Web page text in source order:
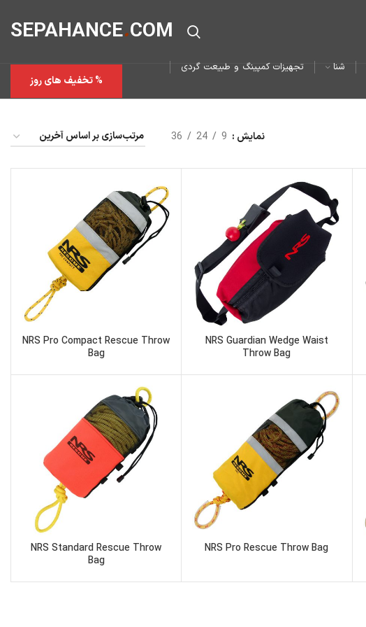
SEPAHANCE.COM
شنا
تجهیزات کمپینگ و طبیعت گردی
% تخفیف های روز
نمایش 9
24
36
NRS Guardian Wedge Waist
Throw Bag
NRS Pro Compact Rescue Throw
Bag
NRS Pro Rescue Throw Bag
NRS Standard Rescue Throw
Bag